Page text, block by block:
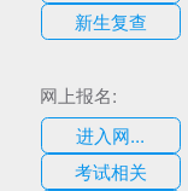
新生复查
网上报名:
进入网...
考试相关